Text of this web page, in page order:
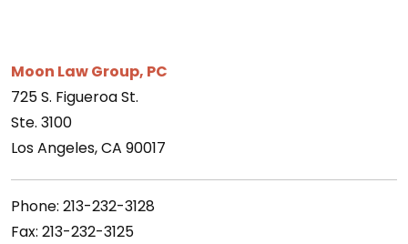
Moon Law Group, PC
725 S. Figueroa St.
Ste. 3100
Los Angeles, CA 90017
Phone: 213-232-3128
Fax: 213-232-3125